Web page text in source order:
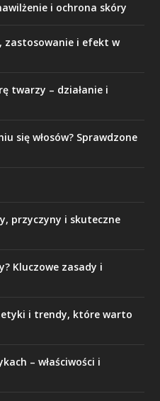
i ochrona skóry
zastosowanie i efekt w
twarzy – działanie i
się włosów? Sprawdzone
przyczyny i skuteczne
Kluczowe zasady i
i trendy, które warto
– właściwości i